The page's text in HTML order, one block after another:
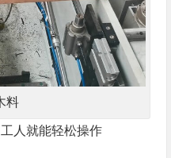
料
人就能轻松操作